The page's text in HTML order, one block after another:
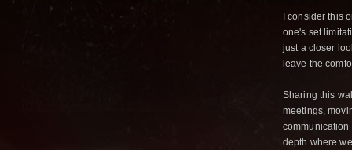
I consider this
one's set
just a closer
leave the
Sharing this
meetings,
depth where